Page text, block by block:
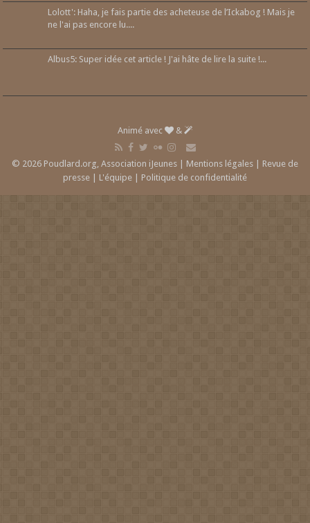
Lolott': Haha, je fais partie des acheteuse de l’Ickabog ! Mais je
ne l'ai pas encore lu....
Albus5: Super idée cet article ! J'ai hâte de lire la suite !...
Animé avec &
© 2026 Poudlard.org, Association iJeunes | Mentions légales | Revue de
presse | L'équipe | Politique de confidentialité